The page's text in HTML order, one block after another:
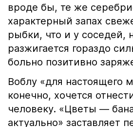
вроде бы, те же
характерный запах
рыбки, что и у соседей,
разжигается гораздо
больно позитивно
Воблу «для настоящего
конечно, хочется
человеку. «Цветы —
актуально» заставляет